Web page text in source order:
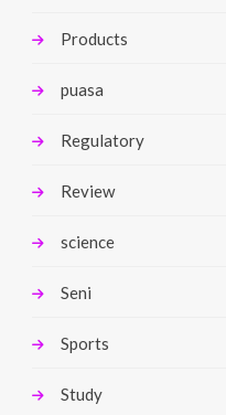
Products
puasa
Regulatory
Review
science
Seni
Sports
Study